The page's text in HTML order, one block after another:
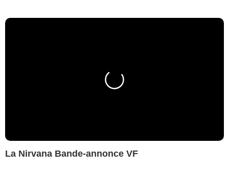
La Nirvana Bande-annonce VF